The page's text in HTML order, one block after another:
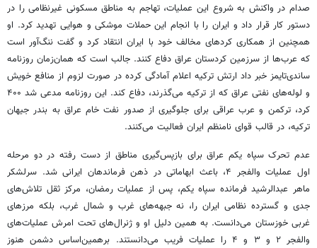
صدام در واکنش به شروع این عملیات، تهاجم به مناطق مسکونی غیرنظامی را در
دستور کار قرار داد و ایران را با انجام این حملات موشکی و هوایی تهدید کرد. او
همچنین از همکاری کردهای مخالف خود با ایران انتقاد کرد و گفت ننگ‌آور است
که عرب‌ها از سرزمین کردستان عراق دفاع کنند. جالب است که همان‌زمان روزنامه
ساندی‌تایمز خبر داد ارتش ترکیه اعلام آمادگی کرده در صورت لزوم از منافع خویش
و لوله‌های نفتی عراق که از ترکیه می‌گذرند، دفاع کند. این روزنامه مدعی شد ۴۰۰
کرد، ترکمن و عرب عراقی برای جلوگیری از صدور نفت خام عراق به بندر جیهان
ترکیه، در قالب قوای نامنظم ایران فعالیت می‌کنند.
عدم تحرک سپاه یکم عراق برای بازپس‌گیری مناطق از دست رفته در دو مرحله
اول عملیات والفجر ۴، باعث ابهاماتی در ذهن فرماندهان ایرانی شد. سرلشکر
ماهر عبدالرشید فرمانده سپاه یکم، پس از عملیات رمضان، مرکز ثقل تلاش‌های
جدی و گسترده نظامی ایران را، نه جبهه‌های غرب و شمال غرب، بلکه مرزهای
غربی خوزستان می‌دانست. به همین دلیل او و ژنرال‌های تحت امرش عملیات‌های
والفجر ۲ و ۳ و ۴ را عملیات فریب می‌دانستند. برهمین‌اساس دشمن هنوز